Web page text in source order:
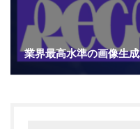
業界最高水準の画像生